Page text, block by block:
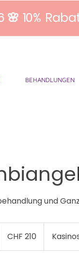
10%
BEHANDLUNGEN
und
Franken
CHF 210